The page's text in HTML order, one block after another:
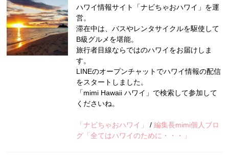
ハワイ情報サイト「ナビちゃおハワイ」を運
営。
滞在中は、バスやレンタサイクルを駆使して
B級グルメを堪能。
旅行者目線ならではのハワイをお届けしま
す。
LINEのオープンチャットでハワイ情報の配信
をスタートしました。
「mimi Hawaii ハワイ」で検索して参加して
くださいね。
「ナビちゃおハワイ」 /編集長mimi個人ブロ
グ「全てはハワイのために・・・」